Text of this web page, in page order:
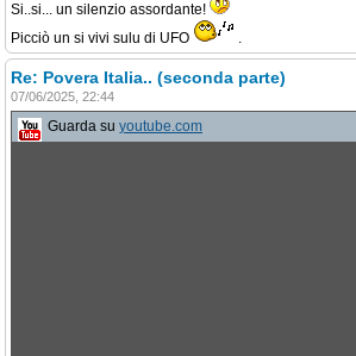
Si..si... un silenzio assordante!
Picciò un si vivi sulu di UFO
.
Re: Povera Italia.. (seconda parte)
07/06/2025, 22:44
Guarda su youtube.com